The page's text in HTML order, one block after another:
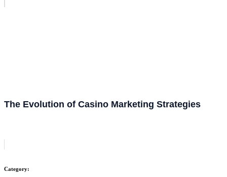
The Evolution of Casino Marketing Strategies
Category: